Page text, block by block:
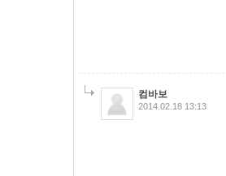
컴바보
2014.02.18 13:13